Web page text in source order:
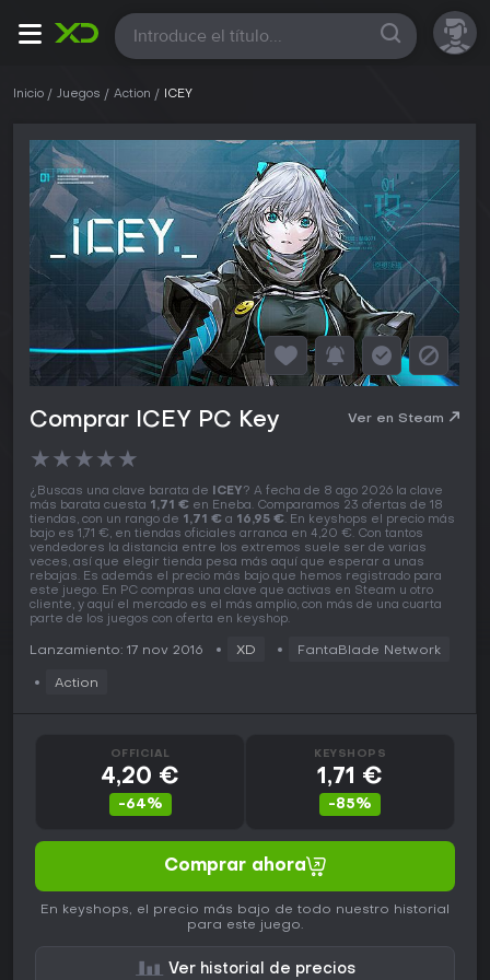
Todas
Inicio Juegos Action ICEY
Comprar ICEY PC Key Ver en Steam
★★★★★
¿Buscas una clave barata de ICEY? A fecha de 8 ago 2026 la clave
más barata cuesta 1,71 € en Eneba. Comparamos 23 ofertas de 18
tiendas, con un rango de 1,71 € a 16,95 €. En keyshops el precio más
bajo es 1,71 €, en tiendas oficiales arranca en 4,20 €. Con tantos
vendedores la distancia entre los extremos suele ser de varias
veces, así que elegir tienda pesa más aquí que esperar a unas
rebajas. Es además el precio más bajo que hemos registrado para
este juego. En PC compras una clave que activas en Steam u otro
cliente, y aquí el mercado es el más amplio, con más de una cuarta
parte de los juegos con oferta en keyshop.
Lanzamiento: 17 nov 2016 XD FantaBlade Network
Action
OFFICIAL
4,20 €
-64%
KEYSHOPS
1,71 €
-85%
Comprar ahora
En keyshops, el precio más bajo de todo nuestro historial
para este juego.
Ver historial de precios